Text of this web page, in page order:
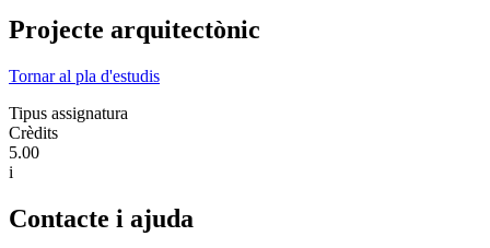
Projecte arquitectònic
Tornar al pla d'estudis
Tipus assignatura
Crèdits
5.00
i
Contacte i ajuda